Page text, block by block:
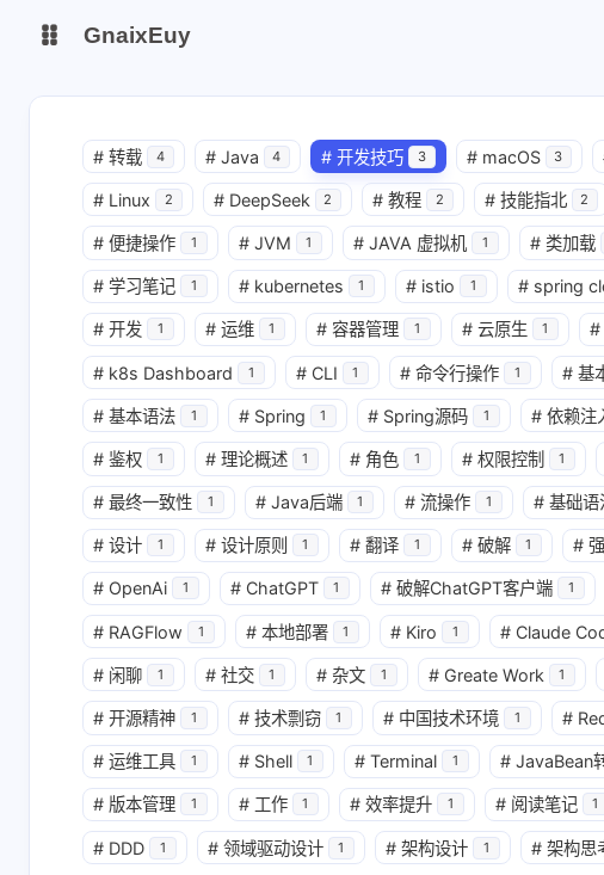
站点运行监测 Nas私有云
it-tools工具集 ChatGPT-Next
爱国学习平台(暂时关闭)LobeHub 智能AI聚合站
GnaixEuy
互动
最新评论
# 转载 4 # Java 4 # 开发技巧 3 # macOS 3
# Linux 2 # DeepSeek 2 # 教程 2 # 技能指北 2
# 便捷操作 1 # JVM 1 # JAVA 虚拟机 1 # 类加载
# 学习笔记 1 # kubernetes 1 # istio 1 # spring
# 开发 1 # 运维 1 # 容器管理 1 # 云原生 1 #
# k8s Dashboard 1 # CLI 1 # 命令行操作 1 # 基
# 基本语法 1 # Spring 1 # Spring源码 1 # 依赖注
# 鉴权 1 # 理论概述 1 # 角色 1 # 权限控制 1
# 最终一致性 1 # Java后端 1 # 流操作 1 # 基础语
# 设计 1 # 设计原则 1 # 翻译 1 # 破解 1 #
# OpenAi 1 # ChatGPT 1 # 破解ChatGPT客户端 1
# RAGFlow 1 # 本地部署 1 # Kiro 1 # Claude
# 闲聊 1 # 社交 1 # 杂文 1 # Greate Work 1
# 开源精神 1 # 技术剽窃 1 # 中国技术环境 1 #
# 运维工具 1 # Shell 1 # Terminal 1 # JavaBean
# 版本管理 1 # 工作 1 # 效率提升 1 # 阅读笔记 1
# DDD 1 # 领域驱动设计 1 # 架构设计 1 # 架构思